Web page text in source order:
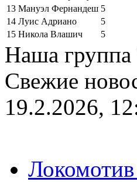
13 Мануэл Фернандеш 5
14 Луис Адриано
5
15 Никола Влашич 5
Наша
Свежие
19.2.2026,